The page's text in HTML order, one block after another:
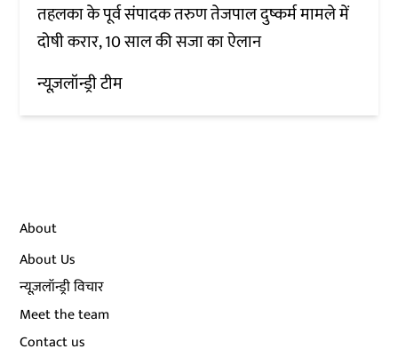
तहलका के पूर्व संपादक तरुण तेजपाल दुष्कर्म मामले में
दोषी करार, 10 साल की सजा का ऐलान
न्यूज़लॉन्ड्री टीम
About
About Us
न्यूज़लॉन्ड्री विचार
Meet the team
Contact us